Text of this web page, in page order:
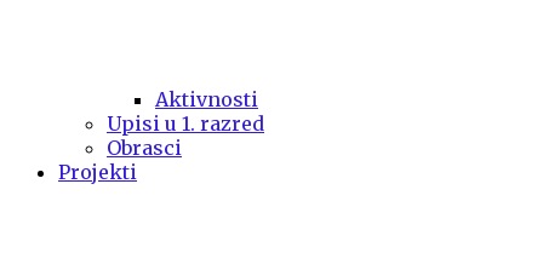
Aktivnosti
Upisi u 1. razred
Obrasci
Projekti